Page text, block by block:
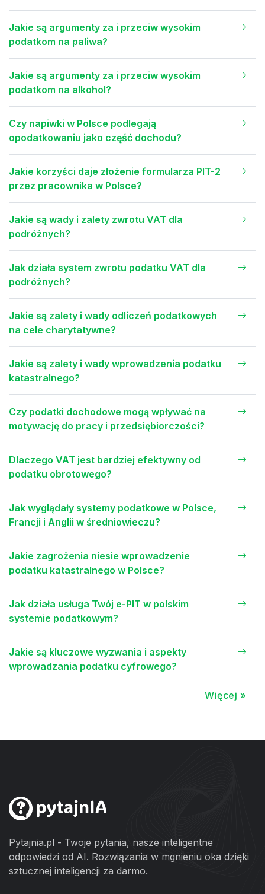
Jakie są argumenty za i przeciw wysokim
podatkom na paliwa?
Jakie są argumenty za i przeciw wysokim
podatkom na alkohol?
Czy napiwki w Polsce podlegają
opodatkowaniu jako część dochodu?
Jakie korzyści daje złożenie formularza PIT-2
przez pracownika w Polsce?
Jakie są wady i zalety zwrotu VAT dla
podróżnych?
Jak działa system zwrotu podatku VAT dla
podróżnych?
Jakie są zalety i wady odliczeń podatkowych
na cele charytatywne?
Jakie są zalety i wady wprowadzenia podatku
katastralnego?
Czy podatki dochodowe mogą wpływać na
motywację do pracy i przedsiębiorczości?
Dlaczego VAT jest bardziej efektywny od
podatku obrotowego?
Jak wyglądały systemy podatkowe w Polsce,
Francji i Anglii w średniowieczu?
Jakie zagrożenia niesie wprowadzenie
podatku katastralnego w Polsce?
Jak działa usługa Twój e-PIT w polskim
systemie podatkowym?
Jakie są kluczowe wyzwania i aspekty
wprowadzania podatku cyfrowego?
Więcej »
Pytajnia.pl - Twoje pytania, nasze inteligentne
odpowiedzi od AI. Rozwiązania w mgnieniu oka dzięki
sztucznej inteligencji za darmo.